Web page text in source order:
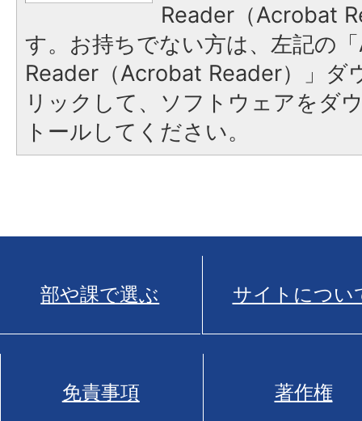
Reader（Acrobat
す。お持ちでない方は、左記の
Reader（Acrobat Reader）」ダ
リックして、ソフトウェアをダ
トールしてください。
部や課で選ぶ サイトについ
免責事項 著作権